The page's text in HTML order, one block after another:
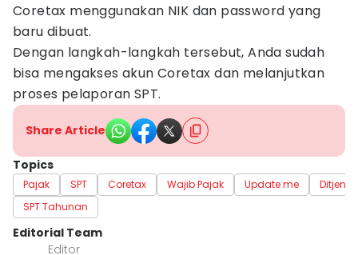
Coretax menggunakan NIK dan password yang
baru dibuat.
Dengan langkah-langkah tersebut, Anda sudah
bisa mengakses akun Coretax dan melanjutkan
proses pelaporan SPT.
Share Article
Topics
Pajak SPT Coretax Wajib Pajak Update me
Ditjen
SPT Tahunan
Editorial Team
Editor